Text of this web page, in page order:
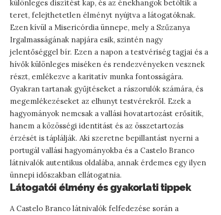
különleges díszítést kap, és az énekhangok betöltik a
teret, felejthetetlen élményt nyújtva a látogatóknak.
Ezen kívül a Misericórdia ünnepe, mely a Szűzanya
Irgalmasságának napjára esik, szintén nagy
jelentőséggel bír. Ezen a napon a testvériség tagjai és a
hívők különleges miséken és rendezvényeken vesznek
részt, emlékezve a karitatív munka fontosságára.
Gyakran tartanak gyűjtéseket a rászorulók számára, és
megemlékezéseket az elhunyt testvérekről. Ezek a
hagyományok nemcsak a vallási hovatartozást erősítik,
hanem a közösségi identitást és az összetartozás
érzését is táplálják. Aki szeretne bepillantást nyerni a
portugál vallási hagyományokba és a Castelo Branco
látnivalók autentikus oldalába, annak érdemes egy ilyen
ünnepi időszakban ellátogatnia.
Látogatói élmény és gyakorlati tippek
A Castelo Branco látnivalók felfedezése során a